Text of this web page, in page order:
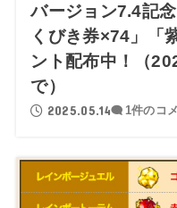
バージョン7.4記
くびき券×74」「
ント配布中！（
で）
2025.05.14 1件のコ